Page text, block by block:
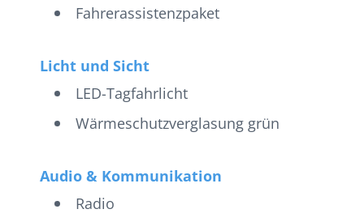
Fahrerassistenzpaket
Licht und Sicht
LED-Tagfahrlicht
Wärmeschutzverglasung grün
Audio & Kommunikation
Radio